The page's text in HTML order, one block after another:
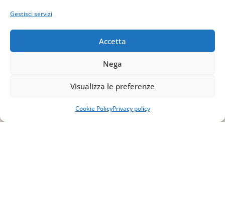
Gestisci servizi
Accetta
Nega
Visualizza le preferenze
Cookie PolicyPrivacy policy
Indirizzo
via Sant’Alessio, 5